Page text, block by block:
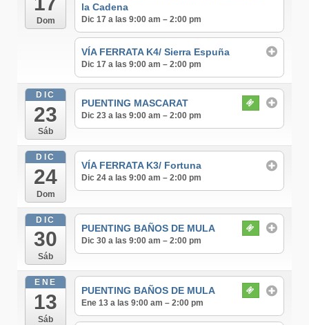
CONTACTO
Dom
la Cadena
Dic 17 a las 9:00 am – 2:00 pm
VÍA FERRATA K4/ Sierra Espuña
Dic 17 a las 9:00 am – 2:00 pm
DIC
23
Sáb
PUENTING MASCARAT
Dic 23 a las 9:00 am – 2:00 pm
DIC
24
Dom
VÍA FERRATA K3/ Fortuna
Dic 24 a las 9:00 am – 2:00 pm
DIC
30
Sáb
PUENTING BAÑOS DE MULA
Dic 30 a las 9:00 am – 2:00 pm
ENE
13
Sáb
PUENTING BAÑOS DE MULA
Ene 13 a las 9:00 am – 2:00 pm